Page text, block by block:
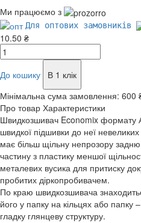
Ми працюємо з
Для оптових замовників
10.50 ₴
До кошику
В 1 клік
Мінімальна сума замовлення: 600
Про товар Характеристики
Швидкозшивач Economix формату
швидкої підшивки до неї
має більш щільну непрозору
частину з пластику меншої
металевих вусика для притиску
пробитих діркопробивачем.
По краю швидкозшивача
його у папку на кільцях або
гладку глянцеву структуру.